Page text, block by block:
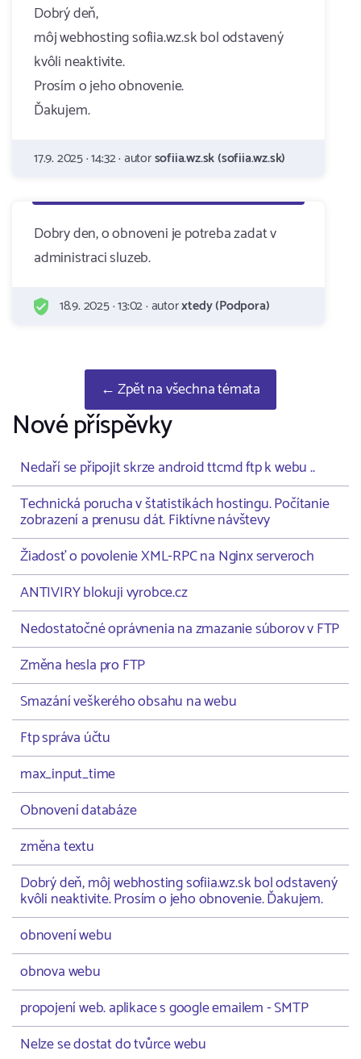
Dobrý deň,
môj webhosting sofiia.wz.sk bol odstavený
kvôli neaktivite.
Prosím o jeho obnovenie.
Ďakujem.
17.9. 2025 · 14:32 · autorsofiia.wz.sk (sofiia.wz.sk)
Dobry den, o obnoveni je potreba zadat v
administraci sluzeb.
18.9. 2025 · 13:02 · autorxtedy (Podpora)
← Zpět na všechna témata
Nové příspěvky
Nedaří se připojit skrze android ttcmd ftp k webu ..
Technická porucha v štatistikách hostingu. Počítanie
zobrazení a prenusu dát. Fiktívne návštevy
Žiadosť o povolenie XML-RPC na Nginx serveroch
ANTIVIRY blokuji vyrobce.cz
Nedostatočné oprávnenia na zmazanie súborov v FTP
Změna hesla pro FTP
Smazání veškerého obsahu na webu
Ftp správa účtu
max_input_time
Obnovení databáze
změna textu
Dobrý deň, môj webhosting sofiia.wz.sk bol odstavený
kvôli neaktivite. Prosím o jeho obnovenie. Ďakujem.
obnovení webu
obnova webu
propojení web. aplikace s google emailem - SMTP
Nelze se dostat do tvůrce webu